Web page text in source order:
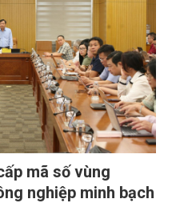
mã số vùng
nghiệp minh bạch